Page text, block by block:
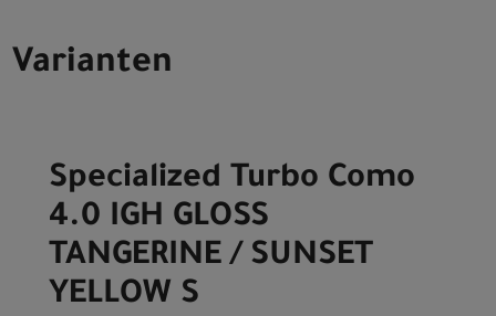
Varianten
Specialized Turbo Como
4.0 IGH GLOSS
TANGERINE / SUNSET
YELLOW S